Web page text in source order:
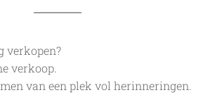
verkopen?
verkoop.
van een plek vol herinneringen.